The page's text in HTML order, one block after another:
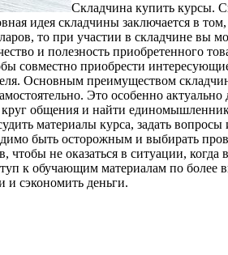
Склaдчинa купить курсы.
идея складчины заключается в
то при участии в складчине вы
и полезность приобретенного
совместно приобрести
Основным преимуществом
Это особенно актуально
общения и найти
материалы курса, задать
быть осторожным и выбирать
не оказаться в ситуации, когда
к обучающим материалам по более
сэкономить деньги.